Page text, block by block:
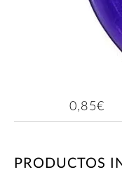
0,85€
PRODUCTOS